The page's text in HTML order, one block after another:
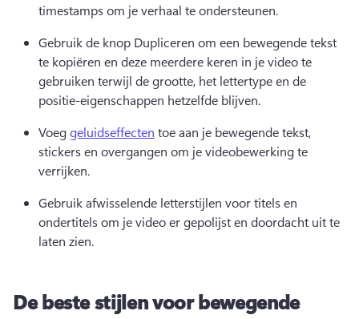
timestamps om je verhaal te ondersteunen.
Gebruik de knop Dupliceren om een bewegende tekst
te kopiëren en deze meerdere keren in je video te
gebruiken terwijl de grootte, het lettertype en de
positie-eigenschappen hetzelfde blijven.
Voeg geluidseffecten toe aan je bewegende tekst,
stickers en overgangen om je videobewerking te
verrijken.
Gebruik afwisselende letterstijlen voor titels en
ondertitels om je video er gepolijst en doordacht uit te
laten zien.
De beste stijlen voor bewegende